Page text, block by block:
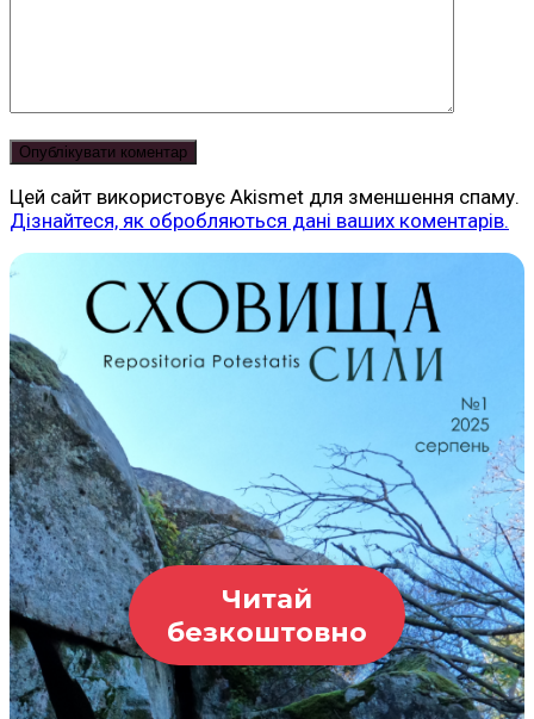
Цей сайт використовує Akismet для зменшення спаму.
Дізнайтеся, як обробляються дані ваших коментарів.
Читай
безкоштовно